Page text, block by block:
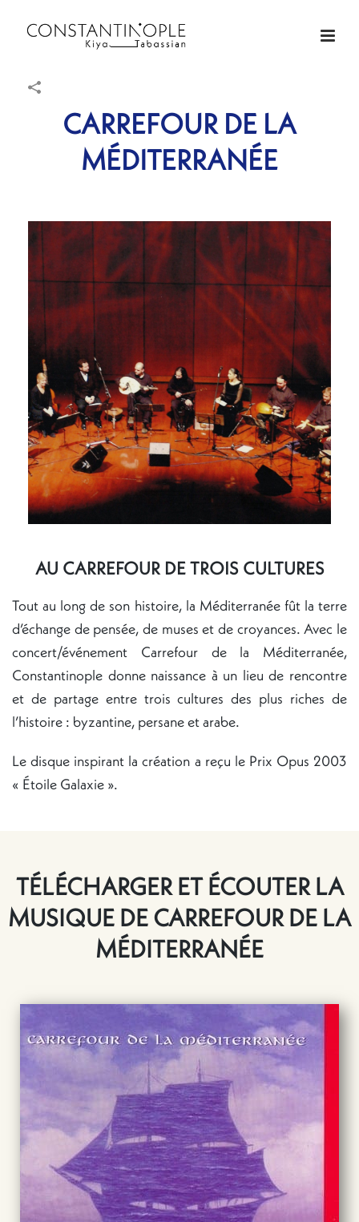
CARREFOUR DE LA
MÉDITERRANÉE
AU CARREFOUR DE TROIS CULTURES
Tout au long de son histoire, la Méditerranée fût la terre
d’échange de pensée, de muses et de croyances. Avec le
concert/événement Carrefour de la Méditerranée,
Constantinople donne naissance à un lieu de rencontre
et de partage entre trois cultures des plus riches de
l’histoire : byzantine, persane et arabe.
Le disque inspirant la création a reçu le Prix Opus 2003
« Étoile Galaxie ».
TÉLÉCHARGER ET ÉCOUTER LA
MUSIQUE DE CARREFOUR DE LA
MÉDITERRANÉE